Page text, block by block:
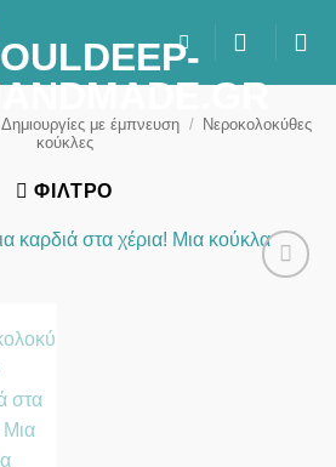
Δημιουργίες με έμπνευση /
Νεροκολοκύθες
κούκλες
ΦΊΛΤΡΟ